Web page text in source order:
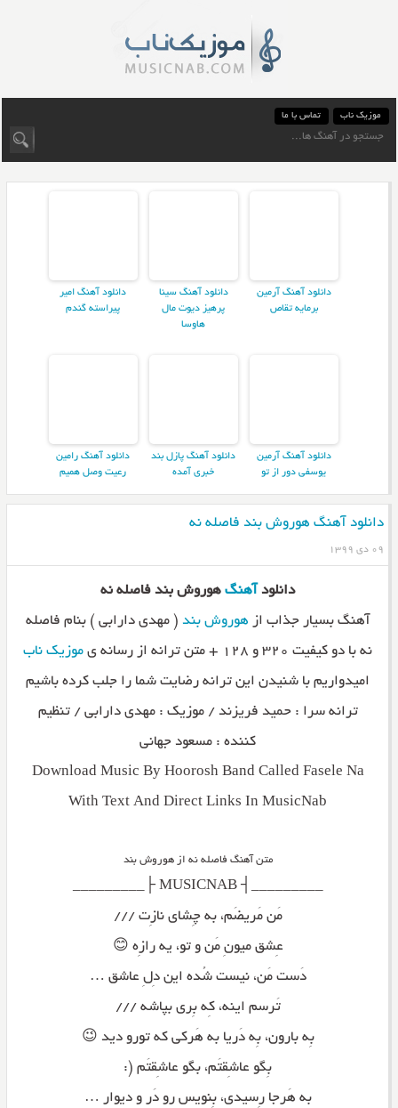
موزیک ناب تماس با ما
دانلود آهنگ آرمین
برمایه تقاص
دانلود آهنگ سینا
پرهیز دیوت مال
هاوسا
دانلود آهنگ امیر
پیراسته گندم
دانلود آهنگ آرمین
یوسفی دور از تو
دانلود آهنگ پازل بند
خبری آمده
دانلود آهنگ رامین
رعیت وصل همیم
دانلود آهنگ هوروش بند فاصله نه
۰۹ دی ۱۳۹۹
دانلود آهنگهوروش بند فاصله نه
آهنگ بسیار جذاب از هوروش بند ( مهدی دارابی ) بنام فاصله
نه با دو کیفیت ۳۲۰ و ۱۲۸ + متن ترانه از رسانه ی
موزیک ناب
امیدواریم با شنیدن این ترانه رضایت شما را جلب کرده باشیم
ترانه سرا : حمید فریزند / موزیک : مهدی دارابی / تنظیم
کننده : مسعود جهانی
Download Music By Hoorosh Band Called Fasele Na
With Text And Direct Links In MusicNab
متن آهنگ فاصله نه از هوروش بند
_________┤ MUSICNAB ├_________
مَن مَریضَم، به چِشای نازِت ///
عِشق میونِ مَن و تو، یه رازِه 😊
دَست مَن، نیست شُده این دِلِ عاشق …
تَرسم اینه، کِه بِری بپاشه ///
بِه بارون، بِه دَریا به هَرکی که تورو دید 😉
بِگو عاشِقتَم، بگو عاشِقتَم (:
به هَرجا رِسیدی، بِنویس رو دَر و دیوار …